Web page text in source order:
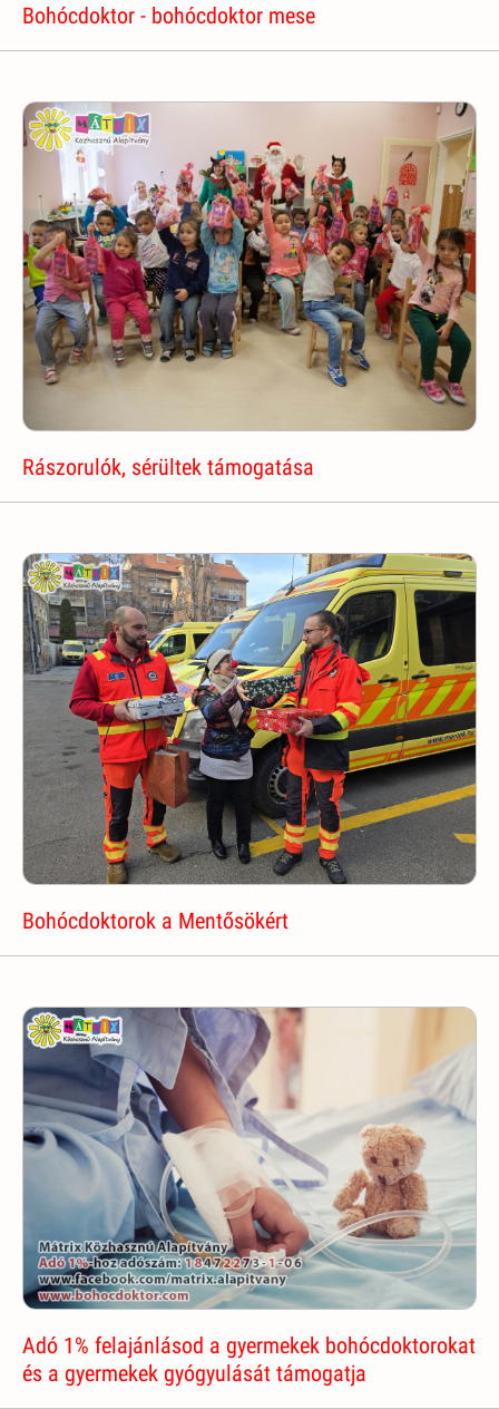
Bohócdoktor - bohócdoktor mese
Rászorulók, sérültek támogatása
Bohócdoktorok a Mentősökért
Adó 1% felajánlásod a gyermekek bohócdoktorokat
és a gyermekek gyógyulását támogatja